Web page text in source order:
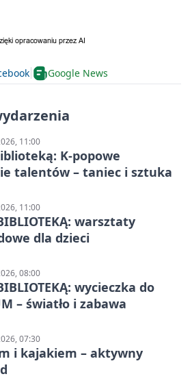
Google News
11:00
K-popowe
talentów – taniec i sztuka
11:00
warsztaty
dla dzieci
08:00
wycieczka do
– światło i zabawa
07:30
i kajakiem – aktywny